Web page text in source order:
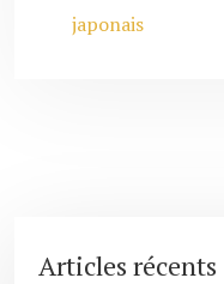
japonais
Articles récents